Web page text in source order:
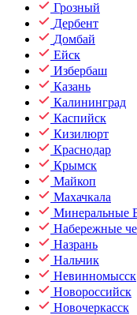
Грозный
Дербент
Домбай
Ейск
Избербаш
Казань
Калининград
Каспийск
Кизилюрт
Краснодар
Крымск
Майкоп
Махачкала
Минеральные
Набережные
Назрань
Нальчик
Невинномысск
Новороссийск
Новочеркасск